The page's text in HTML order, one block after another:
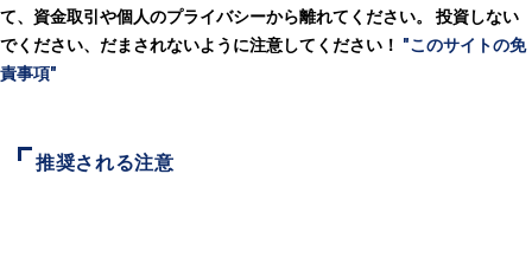
て、資金取引や個人のプライバシーから離れてください。 投資しない
でください、だまされないように注意してください！ "このサイトの免
責事項"
推奨される注意